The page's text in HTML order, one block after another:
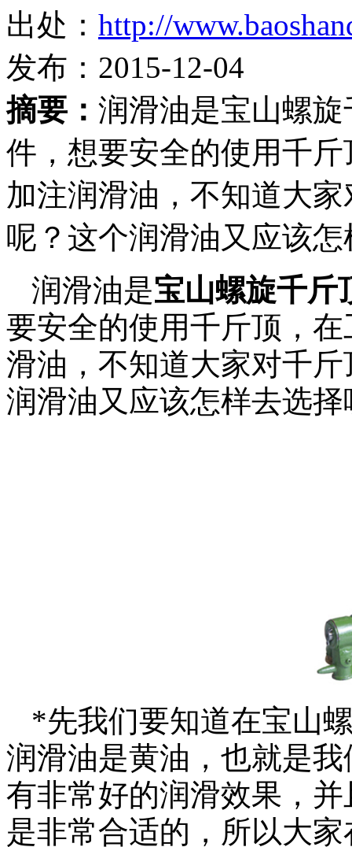
出处： http://
发布：2015-12-04
摘要： 润滑油是宝山螺
件，想要安全的使用千
加注润滑油，不知道大
呢？这个润滑油又应该
润滑油是宝山螺旋千斤
要安全的使用千斤顶，
滑油，不知道大家对千
润滑油又应该怎样去选择
*先我们要知道在宝山
润滑油是黄油，也就是
有非常好的润滑效果，
是非常合适的，所以大